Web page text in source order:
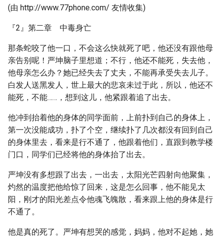
(由 http://www.77phone.com/ 友情收集)
『2』第二章 中毒身亡
那条蛇咬了他一口，不会这么快就死了吧，他还没有跟他母
亲告别呢！严坤脑子里想道；不行，他还不能死，失去他，
他母亲怎么办？她已经失去了丈夫，不能再承受失去儿子。
白发人送黑发人，世上最大的悲哀未过于此，所以，他还不
能死，不能……，想到这儿，他紧跟着追了出去。
他冲到抬着他的身体的同学面前，上前扑到自己的身体上，
第一次没能成功，扑了个空，继续扑了几次都没有回到自己
的身体里去，看来是行不通了，他跟着他们，直跟到教学楼
门口，同学们已经将他的身体抬了出去。
严坤没有多想跟了出去，一出去，太阳光芒四射向他聚集，
灼然的温度把他给惊了回来，这是怎么回事，他不能见太
阳，刚才的阳光差点令他魂飞魄散，看来跟上他的身体是行
不通了。
他是真的死了。严坤有想哭的感觉，妈妈，他对不起她，她